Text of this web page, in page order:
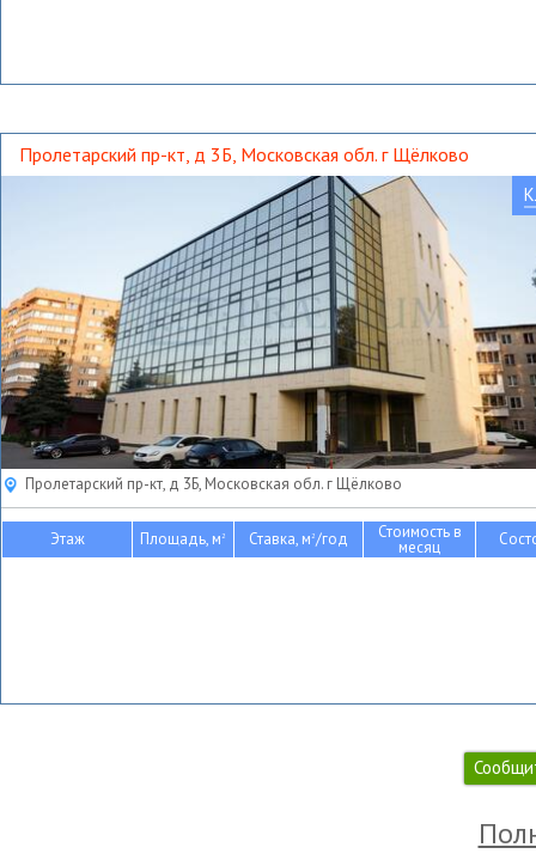
Пролетарский пр-кт, д 3Б, Московская обл. г Щёлково
Пролетарский пр-кт, д 3Б, Московская обл. г Щёлково
Этаж Площадь, м2 Ставка, м2/год Стоимость в
месяц